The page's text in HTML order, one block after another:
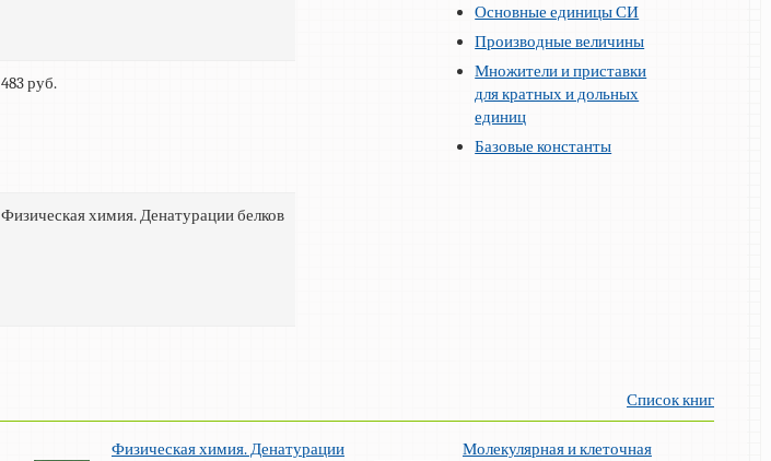
483 руб.
Физическая химия. Денатурации белков
Основные единицы СИ
Производные величины
Множители и приставки
для кратных и дольных
единиц
Базовые константы
Список книг
Физическая химия. Денатурации
Молекулярная и клеточная